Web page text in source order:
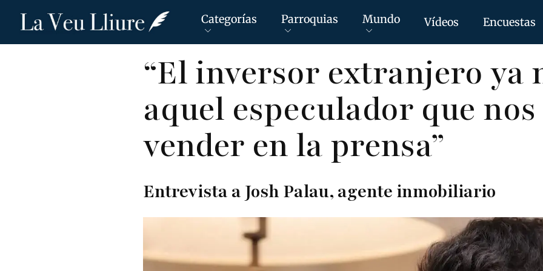
Pasar
Categorías Parroquias Mundo Vídeos Encuestas
“El inversor extranjero ya
aquel especulador que
vender en la prensa”
Entrevista a Josh Palau, agente inmobiliario